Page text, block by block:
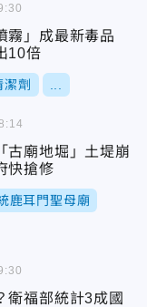
霧」成最新毒品
10倍
潔劑
古廟地堀」土堤崩
快搶修
鹿耳門聖母廟
衛福部統計3成國